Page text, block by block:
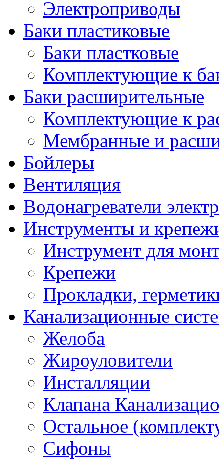
Электроприводы
Баки пластиковые
Баки пластковые
Комплектующие к
Баки расширительные
Комплектующие к
Мембранные и
Бойлеры
Вентиляция
Водонагреватели
Инструменты и
Инструмент для
Крепежи
Прокладки,
Канализационные
Желоба
Жироуловители
Инсталляции
Клапана
Остальное
Сифоны